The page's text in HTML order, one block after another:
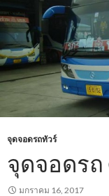
จุดจอดรถทัวร์
จุดจอดร
มกราคม 16, 2017